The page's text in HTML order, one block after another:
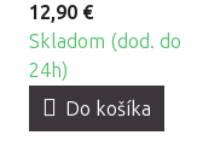
12,90 €
Skladom (dod. do
24h)
Do košíka